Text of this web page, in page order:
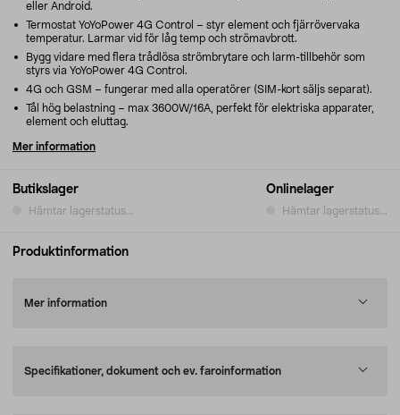
Butikslager
Hämtar lagerstatus...
Onlinelager
Hämtar lagerstatus...
eller Android.
Termostat YoYoPower 4G Control – styr element och fjärrövervaka
temperatur. Larmar vid för låg temp och strömavbrott.
Bygg vidare med flera trådlösa strömbrytare och larm-tillbehör som
styrs via YoYoPower 4G Control.
4G och GSM – fungerar med alla operatörer (SIM-kort säljs separat).
Tål hög belastning – max 3600W/16A, perfekt för elektriska apparater,
element och eluttag.
Mer information
Produktinformation
Mer information
Specifikationer, dokument och ev. faroinformation